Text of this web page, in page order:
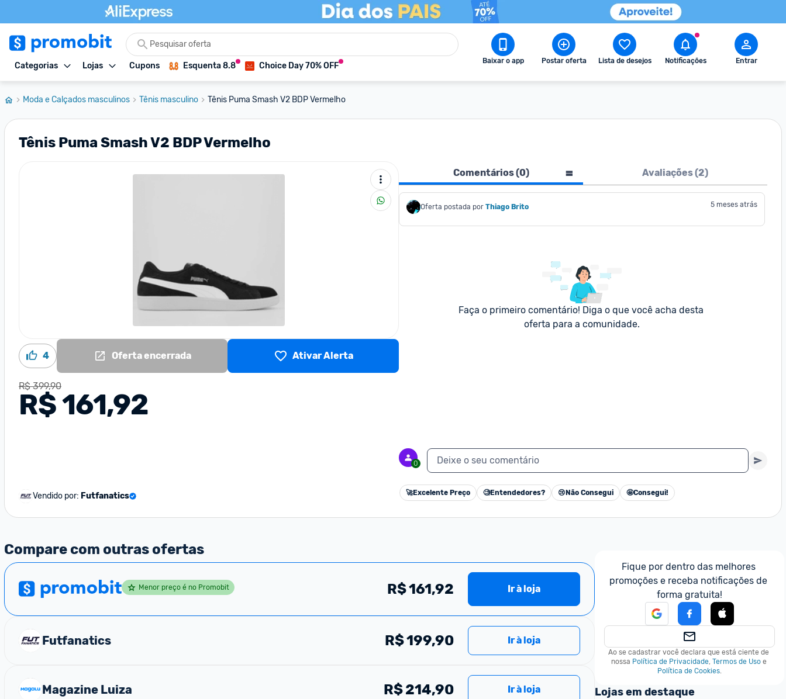
Categorias Lojas Cupons Esquenta 8.8 Choice Day 70% OFF Baixar o app Postar oferta Lista de desejos Notificações Entrar
Moda e Calçados masculinos Tênis masculino Tênis Puma Smash V2 BDP Vermelho
Tênis Puma Smash V2 BDP Vermelho
4 Oferta encerrada Ativar Alerta
R$ 399,90
R$ 161,92
Vendido por: Futfanatics
Comentários (0) Avaliações (2)
Oferta postada por Thiago Brito 5 meses atrás
Faça o primeiro comentário! Diga o que você acha desta
oferta para a comunidade.
0 Deixe o seu comentário
🚀Excelente Preço 🧐Entendedores? 😢 Não Consegui 🤩Consegui!
Compare com outras ofertas
Menor preço é no Promobit R$161,92 Ir à loja
Futfanatics R$199,90 Ir à loja
Magazine Luiza R$214,90 Ir à loja
Fique por dentro das melhores
promoções e receba notificações de
forma gratuita!
Ao se cadastrar você declara que está ciente de
nossa Política de Privacidade, Termos de Uso e
Política de Cookies.
Lojas em destaque